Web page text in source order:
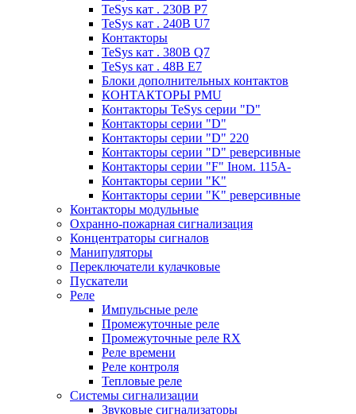
TeSys кат . 230В P7
TeSys кат . 240В U7
Контакторы
TeSys кат . 380В Q7
TeSys кат . 48В E7
Блоки дополнительных контактов
КОНТАКТОРЫ PMU
Контакторы TeSys серии "D"
Контакторы серии "D"
Контакторы серии "D" 220
Контакторы серии "D" реверсивные
Контакторы серии "F" Iном. 115А-
Контакторы серии "K"
Контакторы серии "K" реверсивные
Контакторы модульные
Охранно-пожарная сигнализация
Концентраторы сигналов
Манипуляторы
Переключатели кулачковые
Пускатели
Реле
Импульсные реле
Промежуточные реле
Промежуточные реле RX
Реле времени
Реле контроля
Тепловые реле
Системы сигнализации
Звуковые сигнализаторы